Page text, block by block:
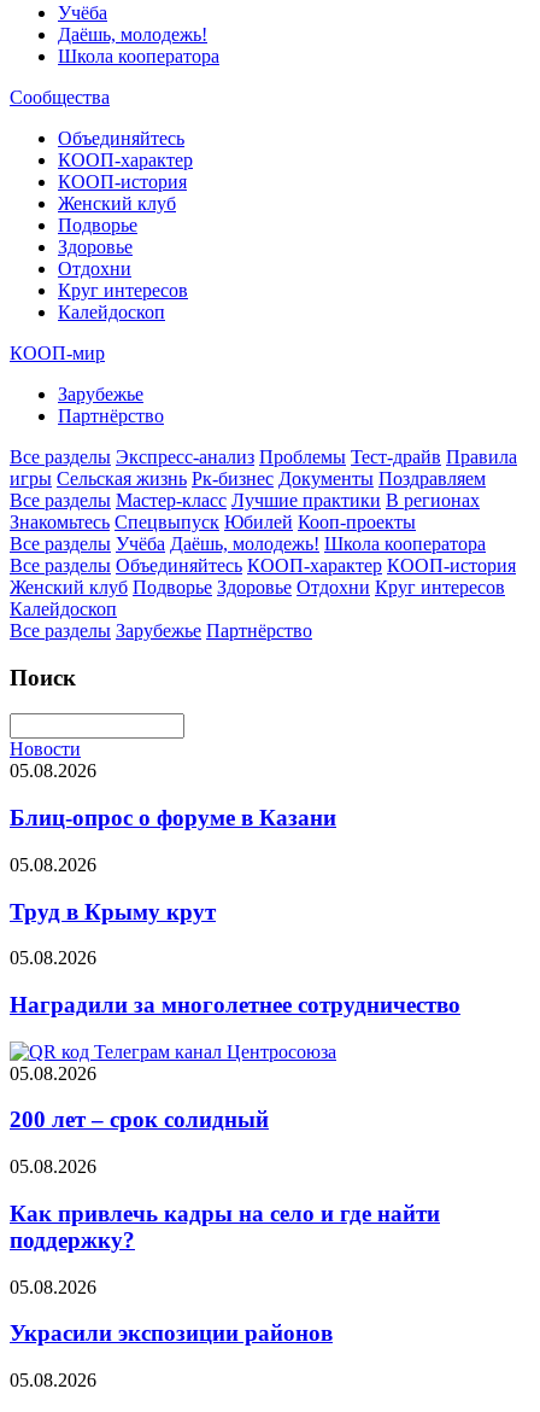
Учёба
Даёшь, молодежь!
Школа кооператора
Сообщества
Объединяйтесь
КООП-характер
КООП-история
Женский клуб
Подворье
Здоровье
Отдохни
Круг интересов
Калейдоскоп
КООП-мир
Зарубежье
Партнёрство
Все разделы Экспресс-анализ Проблемы Тест-драйв Правила
игры Сельская жизнь Рк-бизнес Документы Поздравляем
Все разделы Мастер-класс Лучшие практики В регионах
Знакомьтесь Спецвыпуск Юбилей Кооп-проекты
Все разделы Учёба Даёшь, молодежь! Школа кооператора
Все разделы Объединяйтесь КООП-характер КООП-история
Женский клуб Подворье Здоровье Отдохни Круг интересов
Калейдоскоп
Все разделы Зарубежье Партнёрство
Поиск
Новости
05.08.2026
Блиц-опрос о форуме в Казани
05.08.2026
Труд в Крыму крут
05.08.2026
Наградили за многолетнее сотрудничество
05.08.2026
200 лет – срок солидный
05.08.2026
Как привлечь кадры на село и где найти
поддержку?
05.08.2026
Украсили экспозиции районов
05.08.2026